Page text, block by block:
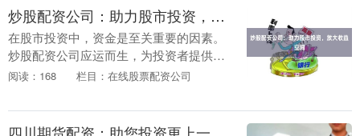
炒股配资公司：助力股市投资，放大收益空间
在股市投资中，资金是至关重要的因素。
炒股配资公司应运而生，为投资者提供杠
杆资金，放大收益空间。 配资公司通过向
少的自有资金撬....
阅读：168 栏目：在线股票配资公司